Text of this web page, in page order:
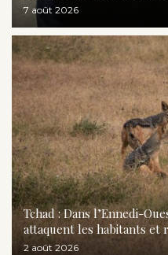
7 août 2026
Tchad : Dans l’Ennedi-
attaquent les habitants et
2 août 2026